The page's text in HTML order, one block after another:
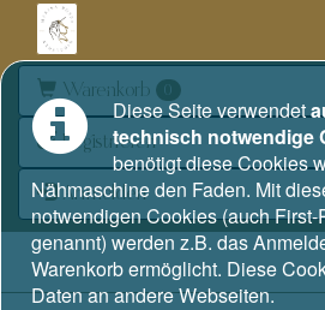
Warenkorb 0
Registrieren
Anmelden
Diese Seite verwendet
technisch notwendige
benötigt diese Cookies
Nähmaschine den Faden. Mit
notwendigen Cookies (auch
genannt) werden z.B. das
Warenkorb ermöglicht. Diese
Daten an andere Webseiten.